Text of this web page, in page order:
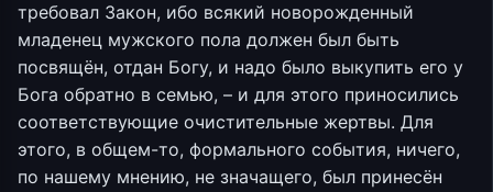
требовал Закон, ибо всякий новорожденный
младенец мужского пола должен был быть
посвящён, отдан Богу, и надо было выкупить его у
Бога обратно в семью, – и для этого приносились
соответствующие очистительные жертвы. Для
этого, в общем-то, формального события, ничего,
по нашему мнению, не значащего, был принесён